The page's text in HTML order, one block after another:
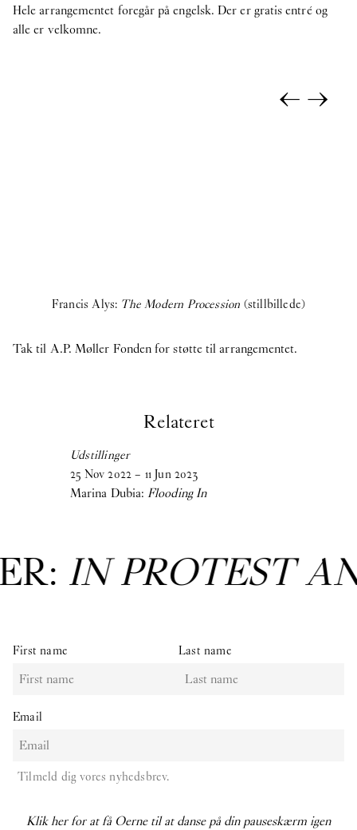
Hele arrangementet foregår på engelsk. Der er gratis entré og
alle er velkomne.
←→
Francis Alys: The Modern Procession (stillbillede)
Tak til A.P. Møller Fonden for støtte til arrangementet.
Relateret
Udstillinger
25 Nov 2022 – 11 Jun 2023
Marina Dubia:Flooding In
IN PROTEST
First name Last name
Email
Tilmeld dig vores nyhedsbrev.
Klik her for at få Oerne til at danse på din pauseskærm igen